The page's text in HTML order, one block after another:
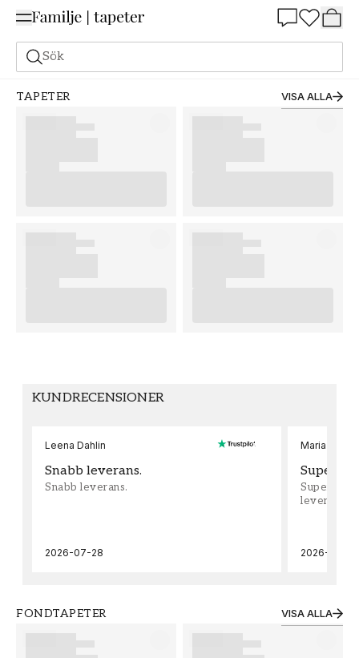
Sök
TAPETER VISA ALLA
KUNDRECENSIONER
Leena Dahlin
Snabb leverans.
Snabb leverans.
2026-07-28
Maria
leveran,
2026-07-22
FONDTAPETER VISA ALLA